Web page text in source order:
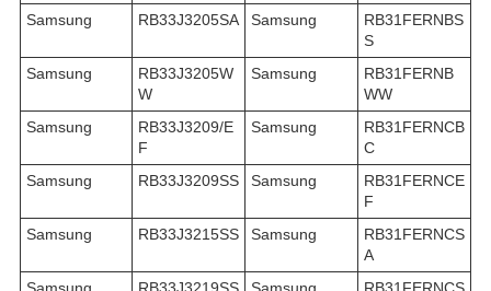
Samsung
RB33J3205SA Samsung
RB31FERNBS
S
Samsung
RB33J3205W
W
Samsung
RB31FERNB
WW
Samsung
RB33J3209/E
F
Samsung
RB31FERNCB
C
Samsung
RB33J3209SS Samsung
RB31FERNCE
F
Samsung
RB33J3215SS Samsung
RB31FERNCS
A
Samsung
RB33J3219SS Samsung RB31FERNCS